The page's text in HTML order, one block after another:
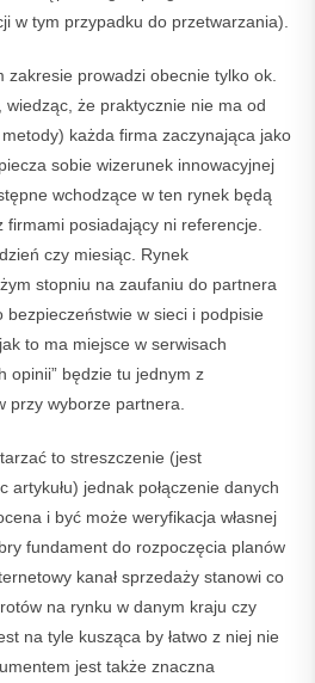
w tym przypadku do przetwarzania).
zakresie prowadzi obecnie tylko ok.
że praktycznie nie ma od
każda firma zaczynająca jako
sobie wizerunek innowacyjnej
wchodzące w ten rynek będą
firmami posiadający ni referencje.
czy miesiąc. Rynek
stopniu na zaufaniu do partnera
bezpieczeństwie w sieci i podpisie
to ma miejsce w serwisach
opinii” będzie tu jednym z
przy wyborze partnera.
to streszczenie (jest
artykułu) jednak połączenie danych
i być może weryfikacja własnej
fundament do rozpoczęcia planów
kanał sprzedaży stanowi co
na rynku w danym kraju czy
na tyle kusząca by łatwo z niej nie
jest także znaczna